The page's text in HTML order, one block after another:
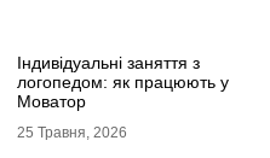
Індивідуальні заняття з
логопедом: як працюють у
Моватор
25 Травня, 2026